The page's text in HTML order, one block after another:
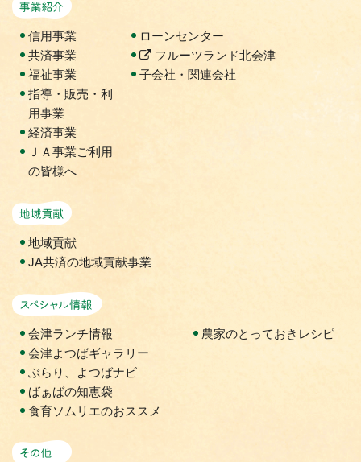
信用事業
共済事業
福祉事業
指導・販売・利
用事業
経済事業
ＪＡ事業ご利用
の皆様へ
ローンセンター
フルーツランド北会津
子会社・関連会社
地域貢献
JA共済の地域貢献事業
会津ランチ情報
会津よつばギャラリー
ぶらり、よつばナビ
ばぁばの知恵袋
食育ソムリエのおススメ
農家のとっておきレシピ